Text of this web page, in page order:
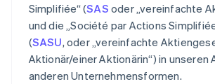
Simplifiée“ (SAS oder „vereinfachte
und die „Société par Actions
(SASU, oder „vereinfachte
Aktionär/einer Aktionärin“) in unseren
anderen Unternehmensformen.